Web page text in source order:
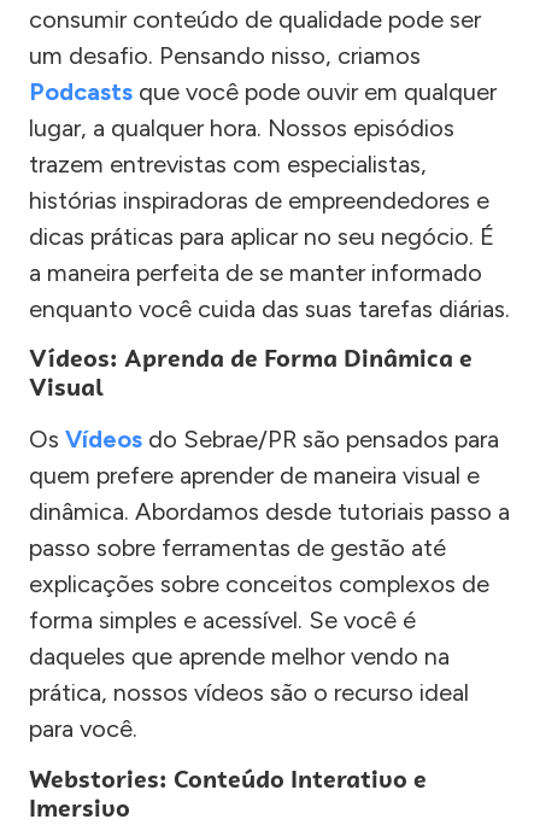
consumir conteúdo de qualidade pode ser
um desafio. Pensando nisso, criamos
Podcasts que você pode ouvir em qualquer
lugar, a qualquer hora. Nossos episódios
trazem entrevistas com especialistas,
histórias inspiradoras de empreendedores e
dicas práticas para aplicar no seu negócio. É
a maneira perfeita de se manter informado
enquanto você cuida das suas tarefas diárias.
Vídeos: Aprenda de Forma Dinâmica e
Visual
Os Vídeos do Sebrae/PR são pensados para
quem prefere aprender de maneira visual e
dinâmica. Abordamos desde tutoriais passo a
passo sobre ferramentas de gestão até
explicações sobre conceitos complexos de
forma simples e acessível. Se você é
daqueles que aprende melhor vendo na
prática, nossos vídeos são o recurso ideal
para você.
Webstories: Conteúdo Interativo e
Imersivo